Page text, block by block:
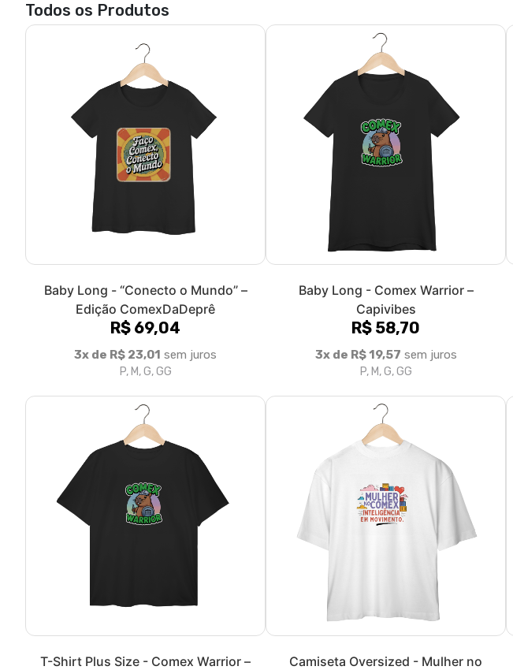
Todos os Produtos
Baby Long - “Conecto o Mundo” –
Edição ComexDaDeprê
R$ 69,04
3x de R$ 23,01 sem juros
P, M, G, GG
Baby Long - Comex Warrior –
Capivibes
R$ 58,70
3x de R$ 19,57 sem juros
P, M, G, GG
T-Shirt Plus Size - Comex Warrior –
Camiseta Oversized - Mulher no